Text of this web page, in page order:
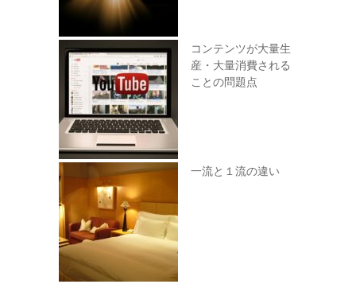
コンテンツが大量生
産・大量消費される
ことの問題点
一流と１流の違い